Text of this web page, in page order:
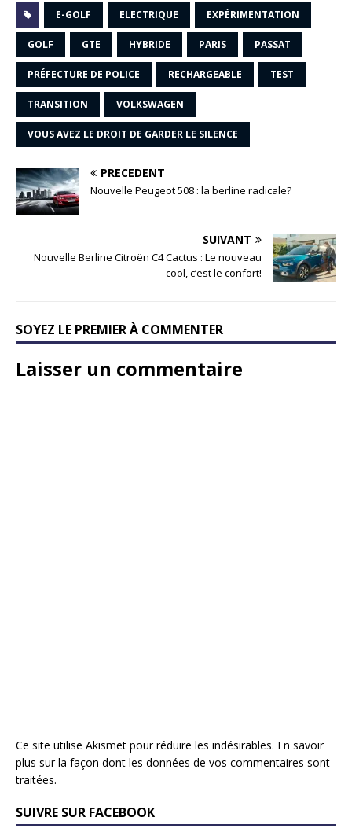
E-GOLF ELECTRIQUE EXPÉRIMENTATION
GOLF GTE HYBRIDE PARIS PASSAT
PRÉFECTURE DE POLICE RECHARGEABLE TEST
TRANSITION VOLKSWAGEN
VOUS AVEZ LE DROIT DE GARDER LE SILENCE
PRÉCÉDENT
Nouvelle Peugeot 508 : la berline radicale?
SUIVANT
Nouvelle Berline Citroën C4 Cactus : Le nouveau
cool, c’est le confort!
SOYEZ LE PREMIER À COMMENTER
Laisser un commentaire
Ce site utilise Akismet pour réduire les indésirables. En savoir
plus sur la façon dont les données de vos commentaires sont
traitées.
SUIVRE SUR FACEBOOK